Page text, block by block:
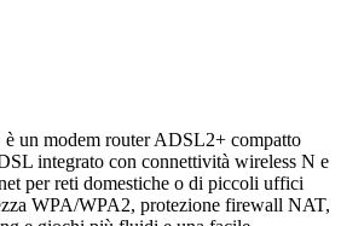
un modem router ADSL2+ compatto
integrato con connettività wireless N e
per reti domestiche o di piccoli uffici
WPA/WPA2, protezione firewall NAT,